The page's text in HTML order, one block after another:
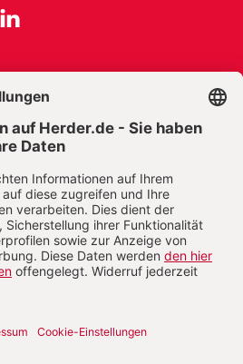
LinkedIn
E-Books
Zeitschriften Datenschutz
Barrierefreiheit
widerrufen